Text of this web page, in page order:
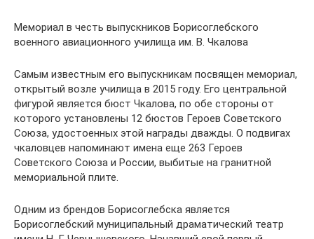
Мемориал в честь выпускников Борисоглебского
военного авиационного училища им. В. Чкалова
Самым известным его выпускникам посвящен мемориал,
открытый возле училища в 2015 году. Его центральной
фигурой является бюст Чкалова, по обе стороны от
которого установлены 12 бюстов Героев Советского
Союза, удостоенных этой награды дважды. О подвигах
чкаловцев напоминают имена еще 263 Героев
Советского Союза и России, выбитые на гранитной
мемориальной плите.
Одним из брендов Борисоглебска является
Борисоглебский муниципальный драматический театр